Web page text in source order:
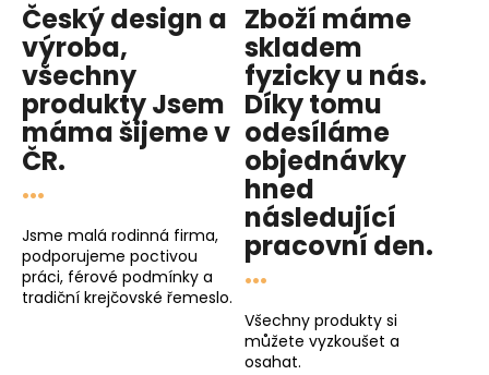
Český design a
výroba,
všechny
produktyJsem
mámašijeme v
ČR.
...
Jsme malá rodinná firma,
podporujeme poctivou
práci, férové podmínky a
tradiční krejčovské řemeslo.
Zboží máme
skladem
fyzicky u nás.
Díky tomu
odesíláme
objednávky
hned
následující
pracovní den.
...
Všechny produkty si
můžete vyzkoušet a
osahat.